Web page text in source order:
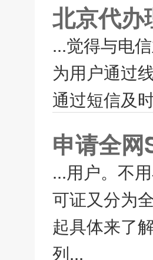
北京代
...觉得与电
为用户通过
通过短信及
申请全
...用户。不
可证又分为
起具体来了
列...